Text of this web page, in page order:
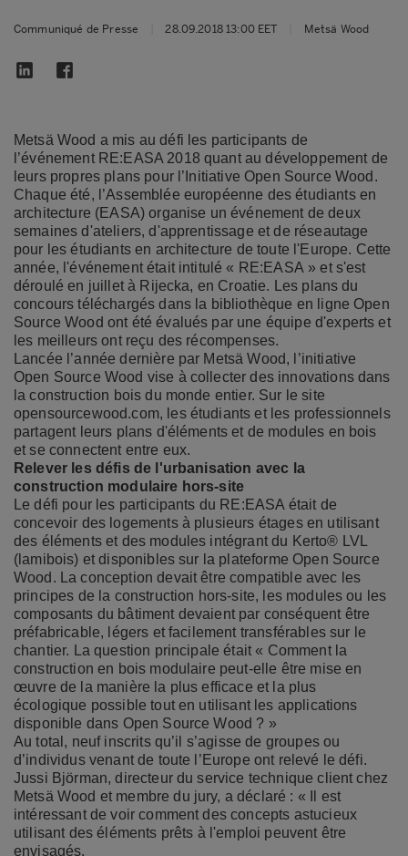
Communiqué de Presse 28.09.2018 13:00 EET Metsä Wood
Metsä Wood a mis au défi les participants de
l’événement RE:EASA 2018 quant au développement de
leurs propres plans pour l’Initiative Open Source Wood.
Chaque été, l’Assemblée européenne des étudiants en
architecture (EASA) organise un événement de deux
semaines d'ateliers, d'apprentissage et de réseautage
pour les étudiants en architecture de toute l'Europe. Cette
année, l'événement était intitulé « RE:EASA » et s'est
déroulé en juillet à Rijecka, en Croatie. Les plans du
concours téléchargés dans la bibliothèque en ligne Open
Source Wood ont été évalués par une équipe d'experts et
les meilleurs ont reçu des récompenses.
Lancée l’année dernière par Metsä Wood, l’initiative
Open Source Wood vise à collecter des innovations dans
la construction bois du monde entier. Sur le site
opensourcewood.com, les étudiants et les professionnels
partagent leurs plans d'éléments et de modules en bois
et se connectent entre eux.
Relever les défis de l'urbanisation avec la
construction modulaire hors-site
Le défi pour les participants du RE:EASA était de
concevoir des logements à plusieurs étages en utilisant
des éléments et des modules intégrant du Kerto® LVL
(lamibois) et disponibles sur la plateforme Open Source
Wood. La conception devait être compatible avec les
principes de la construction hors-site, les modules ou les
composants du bâtiment devaient par conséquent être
préfabricable, légers et facilement transférables sur le
chantier. La question principale était « Comment la
construction en bois modulaire peut-elle être mise en
œuvre de la manière la plus efficace et la plus
écologique possible tout en utilisant les applications
disponible dans Open Source Wood ? »
Au total, neuf inscrits qu’il s’agisse de groupes ou
d’individus venant de toute l’Europe ont relevé le défi.
Jussi Björman, directeur du service technique client chez
Metsä Wood et membre du jury, a déclaré : « Il est
intéressant de voir comment des concepts astucieux
utilisant des éléments prêts à l'emploi peuvent être
envisagés.